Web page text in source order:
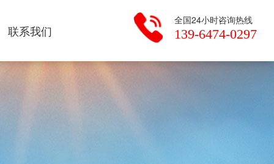
联系我们
全国24小时咨询热线
139-6474-0297